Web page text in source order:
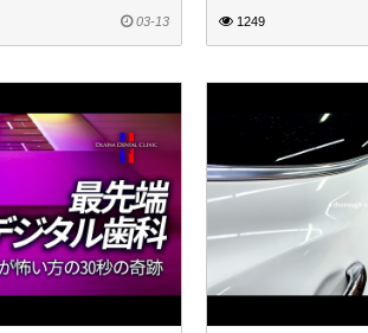
03-13 1249